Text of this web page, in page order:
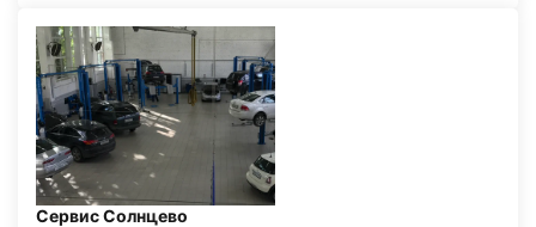
Сервис Солнцево